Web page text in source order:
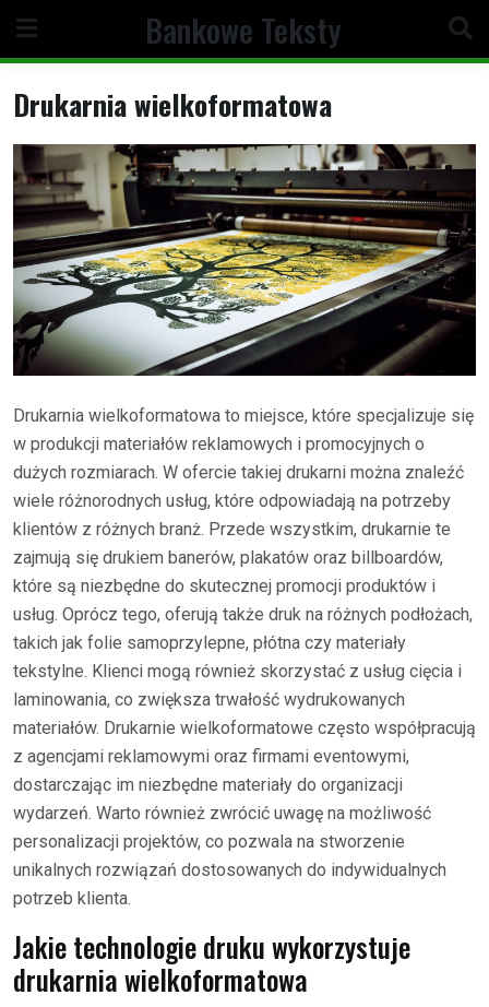
content
Bankowe Teksty
Drukarnia wielkoformatowa
Drukarnia wielkoformatowa to miejsce, które specjalizuje się
w produkcji materiałów reklamowych i promocyjnych o
dużych rozmiarach. W ofercie takiej drukarni można znaleźć
wiele różnorodnych usług, które odpowiadają na potrzeby
klientów z różnych branż. Przede wszystkim, drukarnie te
zajmują się drukiem banerów, plakatów oraz billboardów,
które są niezbędne do skutecznej promocji produktów i
usług. Oprócz tego, oferują także druk na różnych podłożach,
takich jak folie samoprzylepne, płótna czy materiały
tekstylne. Klienci mogą również skorzystać z usług cięcia i
laminowania, co zwiększa trwałość wydrukowanych
materiałów. Drukarnie wielkoformatowe często współpracują
z agencjami reklamowymi oraz firmami eventowymi,
dostarczając im niezbędne materiały do organizacji
wydarzeń. Warto również zwrócić uwagę na możliwość
personalizacji projektów, co pozwala na stworzenie
unikalnych rozwiązań dostosowanych do indywidualnych
potrzeb klienta.
Jakie technologie druku wykorzystuje
drukarnia wielkoformatowa